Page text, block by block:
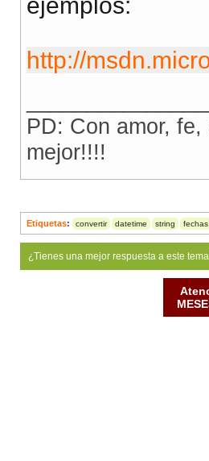
ejemplos:
http://
PD: Con amor,
mejor!!!!
Etiquetas: convertir datetime string fechas
¿Tienes una mejor respuesta a este